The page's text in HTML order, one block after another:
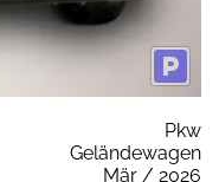
Pkw
Geländewagen
Mär / 2026